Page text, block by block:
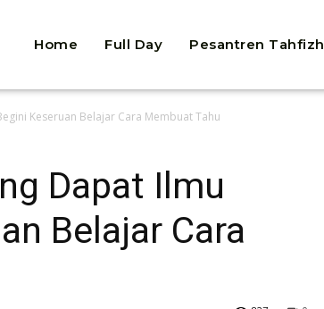
Home Full Day Pesantren Tahfizh
Keseruan Belajar Cara Membuat Tahu
Dapat Ilmu
Belajar Cara